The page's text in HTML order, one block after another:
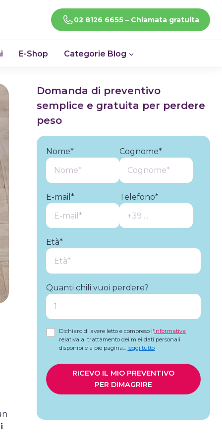
CHIAMACI!
02 8126 6655 – Chiamata gratuita
E-Shop Categorie Blog
Domanda di preventivo
semplice e gratuita per perdere
peso
Nome* Cognome*
E-mail* Telefono*
Età*
Quanti chili vuoi perdere?
Dichiaro di avere letto e compreso l'informativa
relativa al trattamento dei miei dati personali
disponibile a piè pagina
leggi tutto
RICEVO IL MIO PREVENTIVO
PER DIMAGRIRE